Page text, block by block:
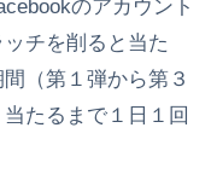
のアカウント
チを削ると当た
（第１弾から第３
たるまで１日１回